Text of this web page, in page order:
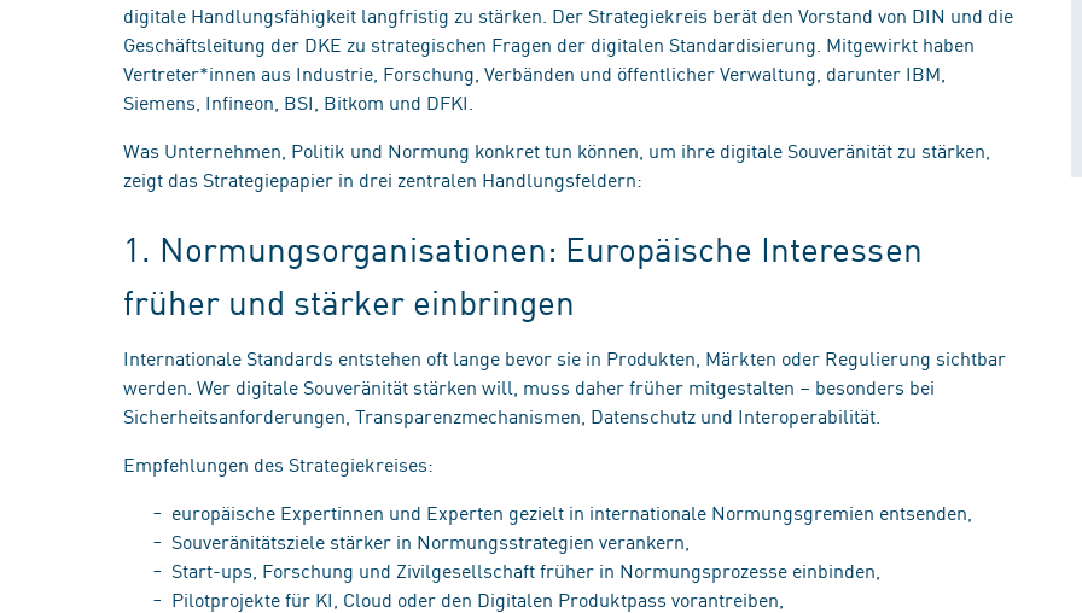
digitale Handlungsfähigkeit langfristig zu stärken. Der Strategiekreis berät den Vorstand von DIN und die
Geschäftsleitung der DKE zu strategischen Fragen der digitalen Standardisierung. Mitgewirkt haben
Vertreter*innen aus Industrie, Forschung, Verbänden und öffentlicher Verwaltung, darunter IBM,
Siemens, Infineon, BSI, Bitkom und DFKI.
Was Unternehmen, Politik und Normung konkret tun können, um ihre digitale Souveränität zu stärken,
zeigt das Strategiepapier in drei zentralen Handlungsfeldern:
1. Normungsorganisationen: Europäische Interessen
früher und stärker einbringen
Internationale Standards entstehen oft lange bevor sie in Produkten, Märkten oder Regulierung sichtbar
werden. Wer digitale Souveränität stärken will, muss daher früher mitgestalten – besonders bei
Sicherheitsanforderungen, Transparenzmechanismen, Datenschutz und Interoperabilität.
Empfehlungen des Strategiekreises:
europäische Expertinnen und Experten gezielt in internationale Normungsgremien entsenden,
Souveränitätsziele stärker in Normungsstrategien verankern,
Start-ups, Forschung und Zivilgesellschaft früher in Normungsprozesse einbinden,
Pilotprojekte für KI, Cloud oder den Digitalen Produktpass vorantreiben,